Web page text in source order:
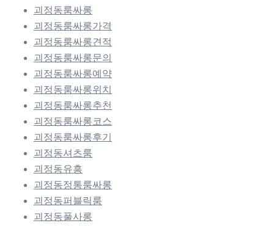
괴정동룸싸롱
괴정동룸싸롱가격
괴정동룸싸롱견적
괴정동룸싸롱문의
괴정동룸싸롱예약
괴정동룸싸롱위치
괴정동룸싸롱추천
괴정동룸싸롱코스
괴정동룸싸롱후기
괴정동셔츠룸
괴정동유흥
괴정동정통룸싸롱
괴정동퍼블릭룸
괴정동풀사롱